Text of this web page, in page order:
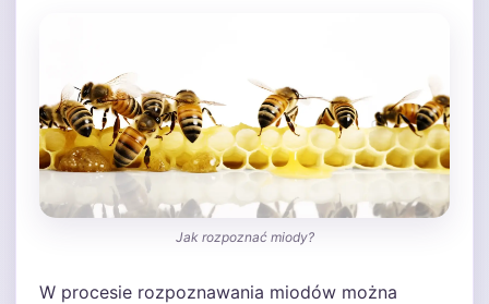
Jak rozpoznać miody?
W procesie rozpoznawania miodów można